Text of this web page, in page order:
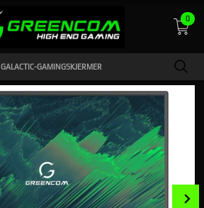
0
GALACTIC-GAMINGSKJERMER